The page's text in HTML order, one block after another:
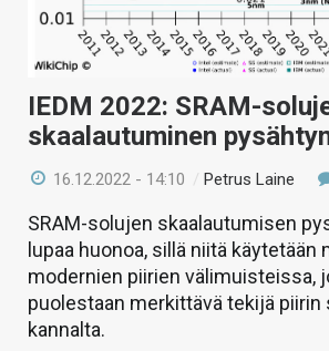
IEDM 2022: SRAM-
skaalautuminen
16.12.2022 - 14:10 /Petrus Laine
SRAM-solujen skaalautumisen
lupaa huonoa, sillä niitä käytetään
modernien piirien välimuisteissa,
puolestaan merkittävä tekijä
kannalta.